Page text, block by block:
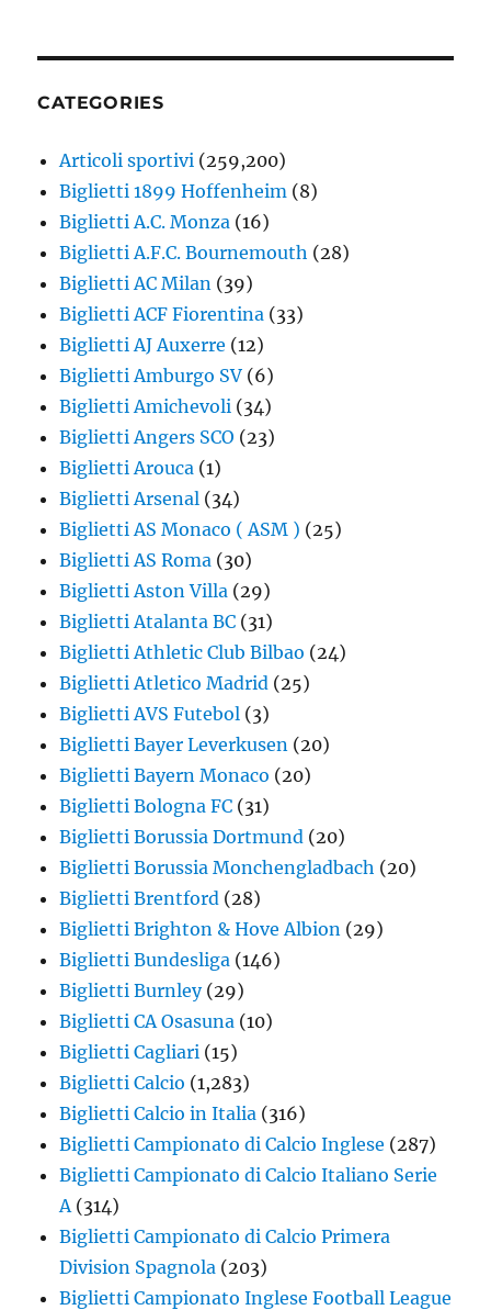
CATEGORIES
Articoli sportivi (259,200)
Biglietti 1899 Hoffenheim (8)
Biglietti A.C. Monza (16)
Biglietti A.F.C. Bournemouth (28)
Biglietti AC Milan (39)
Biglietti ACF Fiorentina (33)
Biglietti AJ Auxerre (12)
Biglietti Amburgo SV (6)
Biglietti Amichevoli (34)
Biglietti Angers SCO (23)
Biglietti Arouca (1)
Biglietti Arsenal (34)
Biglietti AS Monaco ( ASM ) (25)
Biglietti AS Roma (30)
Biglietti Aston Villa (29)
Biglietti Atalanta BC (31)
Biglietti Athletic Club Bilbao (24)
Biglietti Atletico Madrid (25)
Biglietti AVS Futebol (3)
Biglietti Bayer Leverkusen (20)
Biglietti Bayern Monaco (20)
Biglietti Bologna FC (31)
Biglietti Borussia Dortmund (20)
Biglietti Borussia Monchengladbach (20)
Biglietti Brentford (28)
Biglietti Brighton & Hove Albion (29)
Biglietti Bundesliga (146)
Biglietti Burnley(29)
Biglietti CA Osasuna (10)
Biglietti Cagliari (15)
Biglietti Calcio (1,283)
Biglietti Calcio in Italia (316)
Biglietti Campionato di Calcio Inglese (287)
Biglietti Campionato di Calcio Italiano Serie
A (314)
Biglietti Campionato di Calcio Primera
Division Spagnola (203)
Biglietti Campionato Inglese Football League